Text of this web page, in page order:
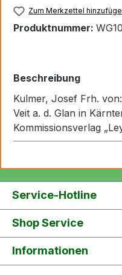
Zum Merkzettel
Produktnummer:
Beschreibung
Kulmer, Josef Frh.
Veit a. d. Glan in
Kommissionsverlag
Service-Hotline
Shop Service
Informationen